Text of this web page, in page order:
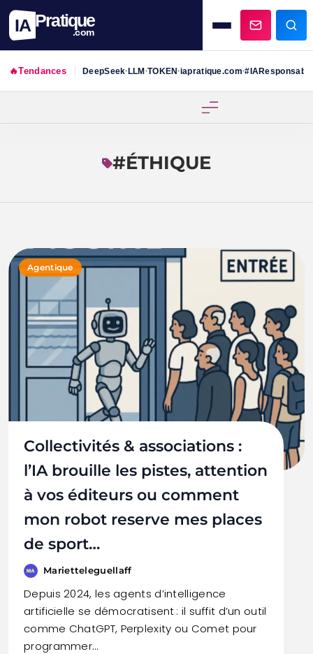
IA Pratique
.com
🔥Tendances DeepSeek•LLM•TOKEN•iapratique.com•#IAResponsable
#ÉTHIQUE
Agentique
Collectivités & associations :
l’IA brouille les pistes, attention
à vos éditeurs ou comment
mon robot reserve mes places
de sport…
Marietteleguellaff
Depuis 2024, les agents d’intelligence
artificielle se démocratisent : il suffit d’un outil
comme ChatGPT, Perplexity ou Comet pour
programmer…